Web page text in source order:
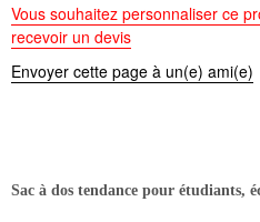
Vous souhaitez personnaliser ce
recevoir un devis
Envoyer cette page à un(e) ami(e)
Sac à dos tendance pour étudiants,